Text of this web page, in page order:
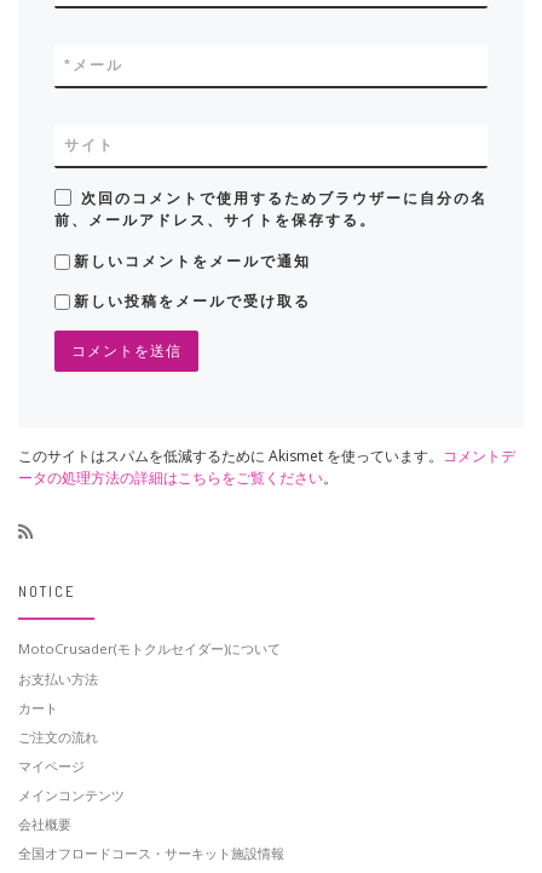
メール
*
サイト
次回のコメントで使用するためブラウザーに自分の名
前、メールアドレス、サイトを保存する。
新しいコメントをメールで通知
新しい投稿をメールで受け取る
このサイトはスパムを低減するために Akismet を使っています。 コメントデ
ータの処理方法の詳細はこちらをご覧ください。
NOTICE
MotoCrusader(モトクルセイダー)について
お支払い方法
カート
ご注文の流れ
マイページ
メインコンテンツ
会社概要
全国オフロードコース・サーキット施設情報